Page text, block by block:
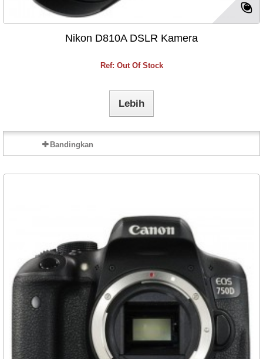
Nikon D810A DSLR Kamera
Ref: Out Of Stock
Lebih
Bandingkan